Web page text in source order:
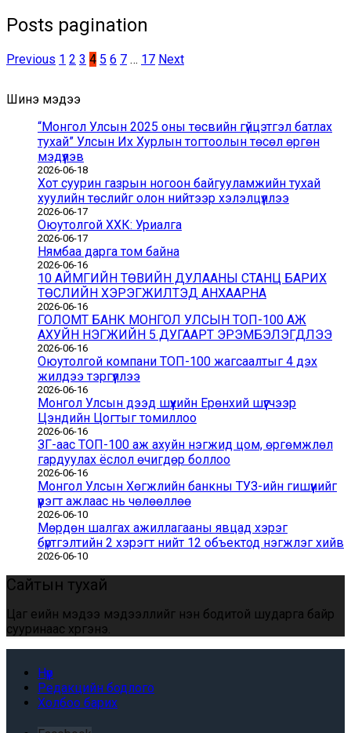
Posts pagination
Previous 1 2 3 4 5 6 7 … 17 Next
Шинэ мэдээ
“Монгол Улсын 2025 оны төсвийн гүйцэтгэл батлах
тухай” Улсын Их Хурлын тогтоолын төсөл өргөн
мэдүүлэв
2026-06-18
Хот суурин газрын ногоон байгууламжийн тухай
хуулийн төслийг олон нийтээр хэлэлцүүллээ
2026-06-17
Оюутолгой ХХК: Уриалга
2026-06-17
Нямбаа дарга том байна
2026-06-16
10 АЙМГИЙН ТӨВИЙН ДУЛААНЫ СТАНЦ БАРИХ
ТӨСЛИЙН ХЭРЭГЖИЛТЭД АНХААРНА
2026-06-16
ГОЛОМТ БАНК МОНГОЛ УЛСЫН ТОП-100 АЖ
АХУЙН НЭГЖИЙН 5 ДУГААРТ ЭРЭМБЭЛЭГДЛЭЭ
2026-06-16
Оюутолгой компани ТОП-100 жагсаалтыг 4 дэх
жилдээ тэргүүллээ
2026-06-16
Монгол Улсын дээд шүүхийн Ерөнхий шүүгчээр
Цэндийн Цогтыг томиллоо
2026-06-16
ЗГ-аас ТОП-100 аж ахуйн нэгжид цом, өргөмжлөл
гардуулах ёслол өчигдөр боллоо
2026-06-16
Монгол Улсын Хөгжлийн банкны ТУЗ-ийн гишүүнийг
үүрэгт ажлаас нь чөлөөллөө
2026-06-10
Мөрдөн шалгах ажиллагааны явцад хэрэг
бүртгэлтийн 2 хэрэгт нийт 12 объектод нэгжлэг хийв
2026-06-10
Сайтын тухай
Цаг үеийн мэдээ мэдээллийг үнэн бодитой шударга байр
сууринаас хүргэнэ.
Нүүр
Редакцийн бодлого
Холбоо барих